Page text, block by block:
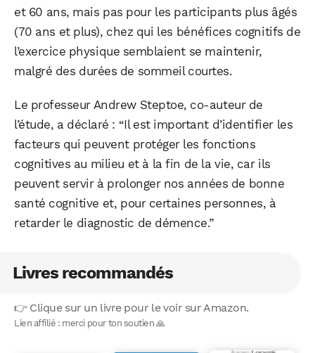
et 60 ans, mais pas pour les participants plus âgés
(70 ans et plus), chez qui les bénéfices cognitifs de
l’exercice physique semblaient se maintenir,
malgré des durées de sommeil courtes.
Le professeur Andrew Steptoe, co-auteur de
l’étude, a déclaré : “Il est important d’identifier les
facteurs qui peuvent protéger les fonctions
cognitives au milieu et à la fin de la vie, car ils
peuvent servir à prolonger nos années de bonne
santé cognitive et, pour certaines personnes, à
retarder le diagnostic de démence.”
Livres recommandés
👉 Clique sur un livre pour le voir sur Amazon.
Lien affilié : merci pour ton soutien 🙏